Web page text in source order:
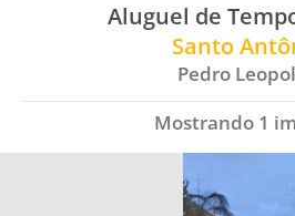
Aluguel de
Santo
Pedro
Mostrando 1